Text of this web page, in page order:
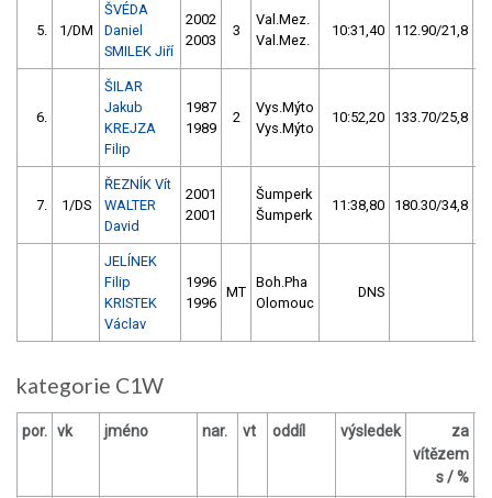
5. 1/DM
ŠVÉDA
Daniel
SMILEK Jiří
2002
2003
3
Val.Mez.
Val.Mez.
10:31,40 112.90/21,8
6.
ŠILAR
Jakub
KREJZA
Filip
1987
1989
2
Vys.Mýto
Vys.Mýto
10:52,20 133.70/25,8
7. 1/DS
ŘEZNÍK Vít
WALTER
David
2001
2001
Šumperk
Šumperk
11:38,80 180.30/34,8
JELÍNEK
Filip
KRISTEK
Václav
1996
1996
MT
Boh.Pha
Olomouc
DNS
kategorie C1W
por. vk jméno nar. vt oddíl výsledek
za
vítězem
s / %